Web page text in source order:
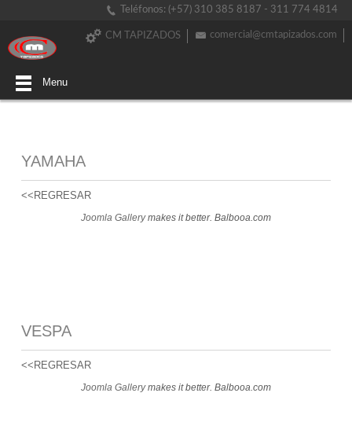
Teléfonos: (+57) 310 385 8187 - 311 774 4814
comercial@cmtapizados.com
CM TAPIZADOS
Menu
YAMAHA
<<REGRESAR
Joomla Gallerymakes it better. Balbooa.com
VESPA
<<REGRESAR
Joomla Gallerymakes it better. Balbooa.com